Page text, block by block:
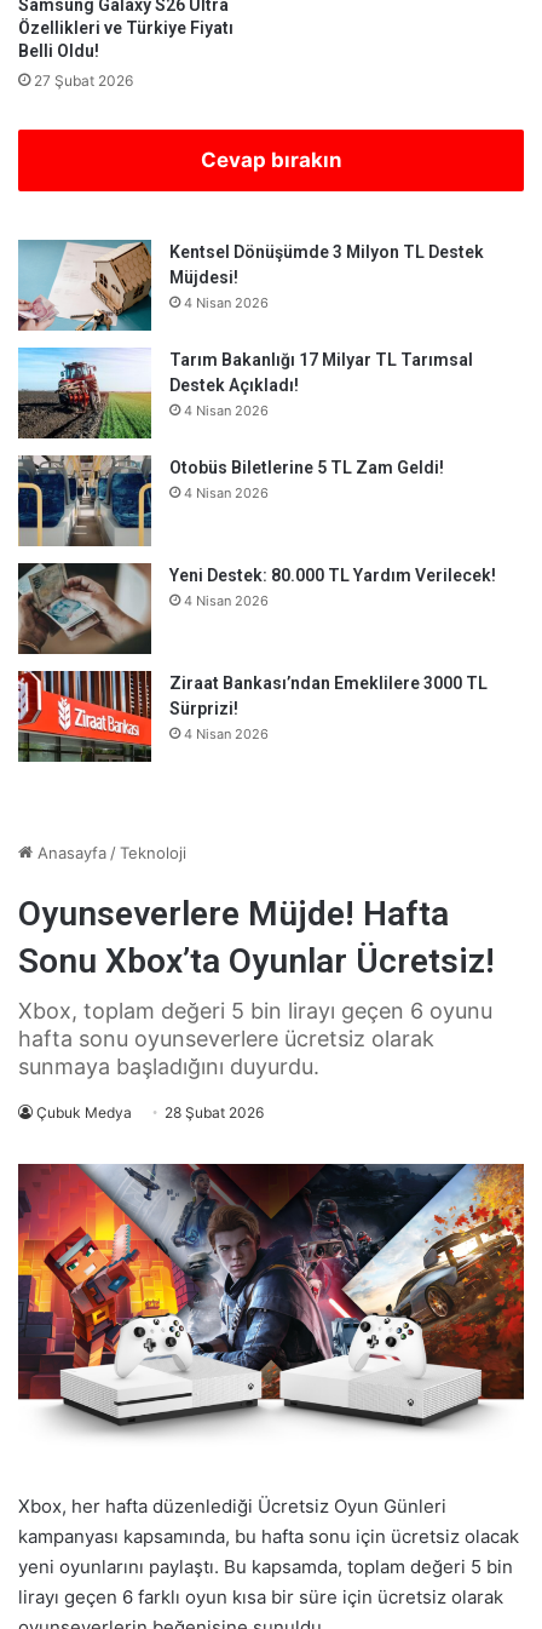
Samsung Galaxy S26 Ultra
Özellikleri ve Türkiye Fiyatı
Belli Oldu!
27 Şubat 2026
Cevap bırakın
Kentsel Dönüşümde 3 Milyon TL Destek
Müjdesi!
4 Nisan 2026
Tarım Bakanlığı 17 Milyar TL Tarımsal
Destek Açıkladı!
4 Nisan 2026
Otobüs Biletlerine 5 TL Zam Geldi!
4 Nisan 2026
Yeni Destek: 80.000 TL Yardım Verilecek!
4 Nisan 2026
Ziraat Bankası’ndan Emeklilere 3000 TL
Sürprizi!
4 Nisan 2026